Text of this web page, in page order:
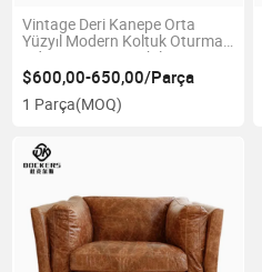
Vintage Deri Kanepe Orta
Yüzyıl Modern Koltuk Oturma
Odası Daire Ev Mobilyası
$600,00-650,00/Parça
1 Parça(MOQ)